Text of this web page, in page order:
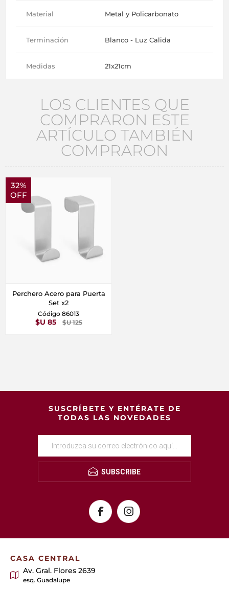
Material Metal y Policarbonato
Terminación Blanco - Luz Calida
Medidas 21x21cm
LOS CLIENTES QUE
COMPRARON ESTE
ARTÍCULO TAMBIÉN
COMPRARON
32%
OFF
Perchero Acero para Puerta
Set x2
Código 86013
$U 85 $U 125
SUSCRÍBETE Y ENTÉRATE DE
TODAS LAS NOVEDADES
SUBSCRIBE
CASA CENTRAL
Av. Gral. Flores 2639
esq. Guadalupe